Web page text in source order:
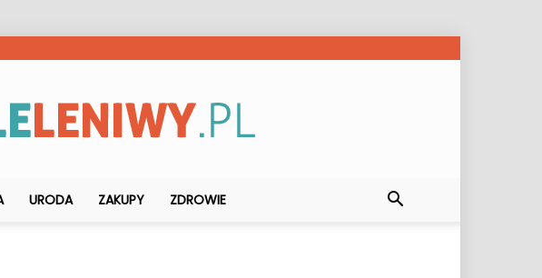
URODA ZAKUPY ZDROWIE